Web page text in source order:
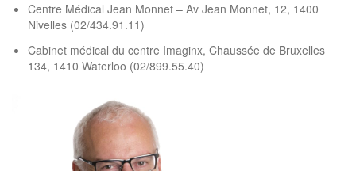
Centre Médical Jean Monnet – Av Jean Monnet, 12, 1400
Nivelles (02/434.91.11)
Cabinet médical du centre Imaginx, Chaussée de Bruxelles
134, 1410 Waterloo (02/899.55.40)